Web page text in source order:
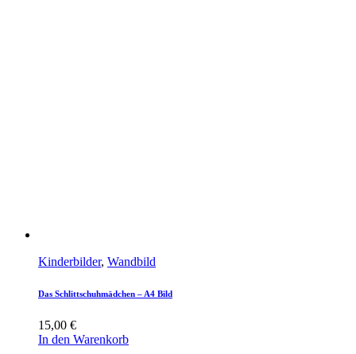
Kinderbilder, Wandbild
Das Schlittschuhmädchen – A4 Bild
15,00 €
In den Warenkorb